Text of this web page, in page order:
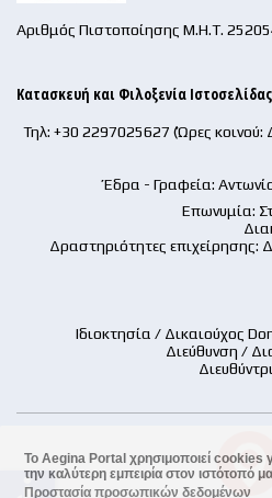
Το Aegina Portal χρησιμοποιεί cookies
την καλύτερη εμπειρία στον ιστότοπό
Προστασία προσωπικών δεδομένων
Αριθμός Πιστοποίησης Μ.Η.Τ.
Κατασκευή και Φιλοξενία
Τηλ: +30 2297025627 (Ώρες
Έδρα - Γραφεία:
Επωνυμία:
Δραστηριότητες επιχείρησης:
Ιδιοκτησία / Δικαιούχος
Διεύθυνση /